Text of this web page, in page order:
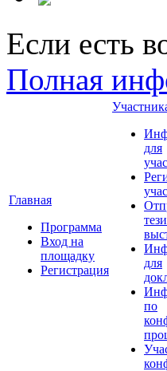
Если есть
Полная
Главная
Программа
Вход на
площадку
Регистрация
для
для
по